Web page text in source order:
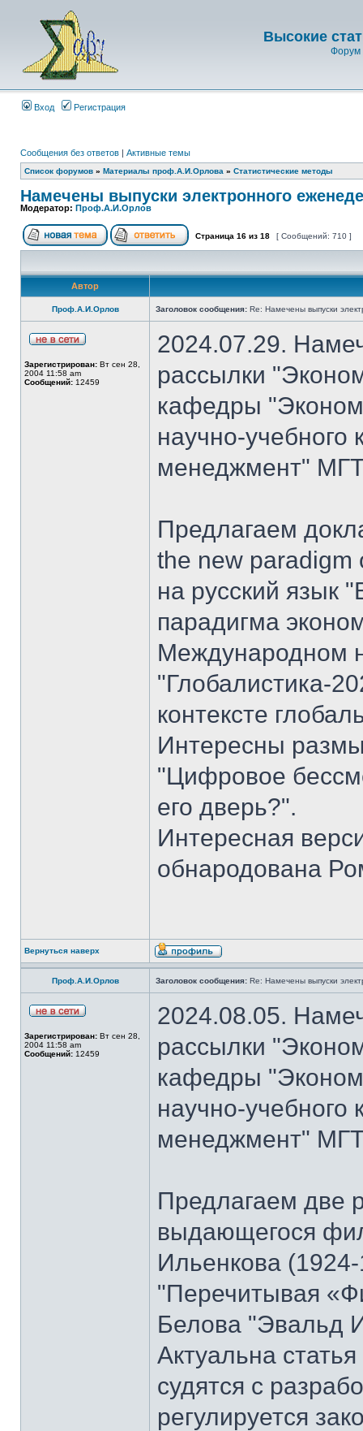
Высокие
Форум
Вход Регистрация
Сообщения без ответов | Активные темы
Список форумов » Материалы проф.А.И.Орлова » Статистические методы
Намечены выпуски электронного
Модератор: Проф.А.И.Орлов
Страница 16 из 18 [ Сообщений: 710 ]
Автор
Проф.А.И.Орлов Заголовок сообщения: Re: Намечены выпуски
Зарегистрирован: Вт сен 28,
2004 11:58 am
Сообщений: 12459
2024.07.29.
рассылки
кафедры
научно-
менеджмент"
Предлагаем
the new paradigm
на русский язык
парадигма
Международном
"Глобалистика-
контексте
Интересны
"Цифровое
его дверь?".
Интересная
обнародована
Вернуться наверх
Проф.А.И.Орлов Заголовок сообщения: Re: Намечены выпуски
Зарегистрирован: Вт сен 28,
2004 11:58 am
Сообщений: 12459
2024.08.05.
рассылки
кафедры
научно-
менеджмент"
Предлагаем две
выдающегося
Ильенкова
"Перечитывая
Белова "Эвальд
Актуальна
судятся с
регулируется